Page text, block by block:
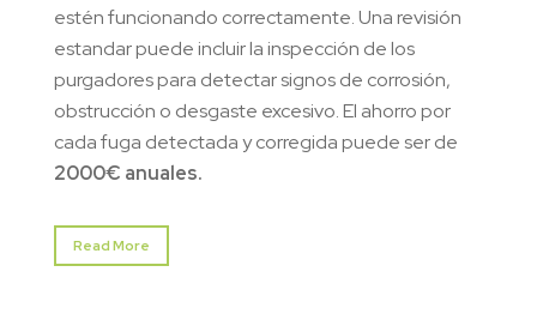
estén funcionando correctamente. Una revisión
estandar puede incluir la inspección de los
purgadores para detectar signos de corrosión,
obstrucción o desgaste excesivo. El ahorro por
cada fuga detectada y corregida puede ser de
2000€ anuales.
Read More